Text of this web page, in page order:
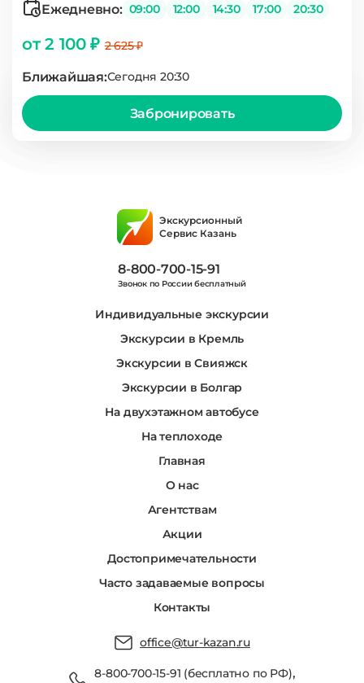
Ежедневно: 09:00 12:00 14:30 17:00 20:30
от 2 100 ₽2 625 ₽
Ближайшая:Сегодня 20:30
Забронировать
Экскурсионный
Сервис Казань
8-800-700-15-91
Звонок по России бесплатный
Индивидуальные экскурсии
Экскурсии в Кремль
Экскурсии в Свияжск
Экскурсии в Болгар
На двухэтажном автобусе
На теплоходе
Главная
О нас
Агентствам
Акции
Достопримечательности
Часто задаваемые вопросы
Контакты
office@tur-kazan.ru
8-800-700-15-91 (бесплатно по РФ),